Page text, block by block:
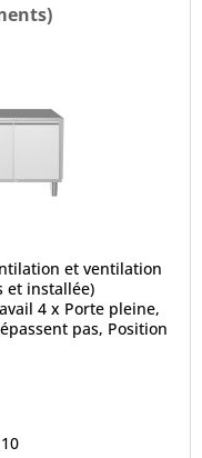
et ventilation
et installée)
4 x Porte pleine,
pas, Position